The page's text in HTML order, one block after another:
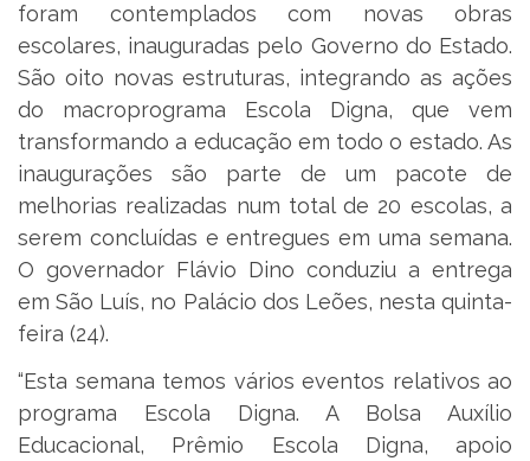
foram contemplados com novas obras
escolares, inauguradas pelo Governo do Estado.
São oito novas estruturas, integrando as ações
do macroprograma Escola Digna, que vem
transformando a educação em todo o estado. As
inaugurações são parte de um pacote de
melhorias realizadas num total de 20 escolas, a
serem concluídas e entregues em uma semana.
O governador Flávio Dino conduziu a entrega
em São Luís, no Palácio dos Leões, nesta quinta-
feira (24).
“Esta semana temos vários eventos relativos ao
programa Escola Digna. A Bolsa Auxílio
Educacional, Prêmio Escola Digna, apoio